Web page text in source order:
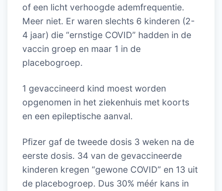
of een licht verhoogde ademfrequentie.
Meer niet. Er waren slechts 6 kinderen (2-
4 jaar) die “ernstige COVID” hadden in de
vaccin groep en maar 1 in de
placebogroep.
1 gevaccineerd kind moest worden
opgenomen in het ziekenhuis met koorts
en een epileptische aanval.
Pfizer gaf de tweede dosis 3 weken na de
eerste dosis. 34 van de gevaccineerde
kinderen kregen “gewone COVID” en 13 uit
de placebogroep. Dus 30% méér kans in